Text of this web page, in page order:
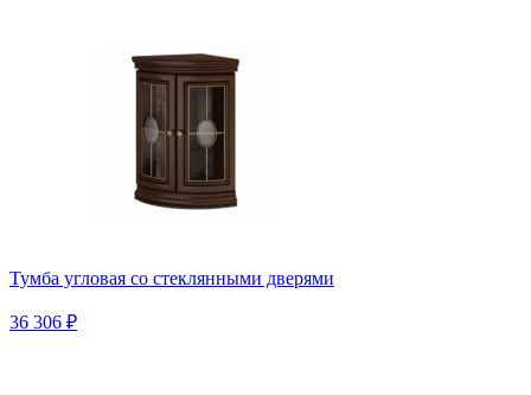
Тумба угловая со стеклянными дверями
36 306 ₽